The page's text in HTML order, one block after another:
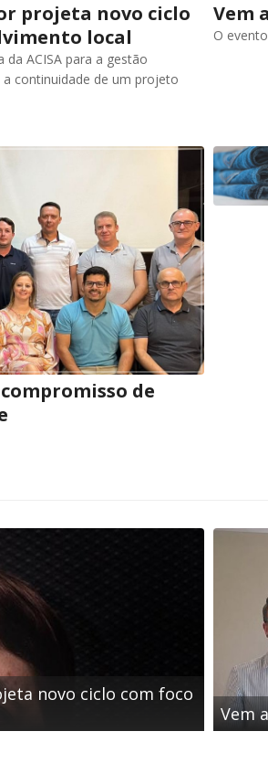
projeta novo ciclo
local
ACISA para a gestão
continuidade de um projeto
Vem
O
de
novo ciclo com foco
Vem